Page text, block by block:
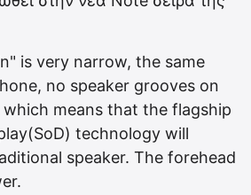
is very narrow, the same
no speaker grooves on
means that the flagship
technology will
speaker. The forehead